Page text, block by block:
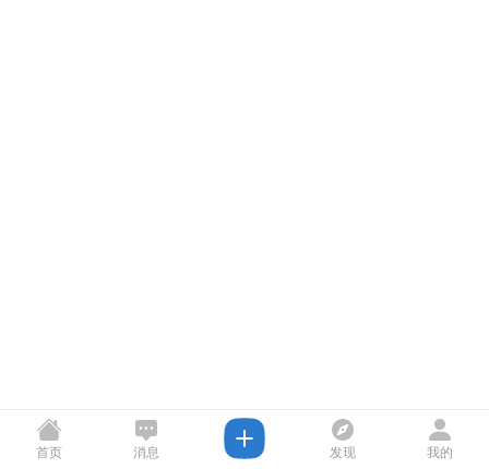
首页 消息 发现 我的